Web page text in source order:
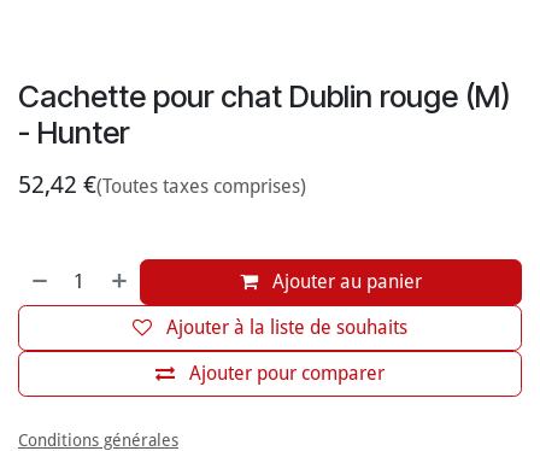
Cachette pour chat Dublin rouge (M)
- Hunter
52,42 €(Toutes taxes comprises)
Ajouter au panier
Ajouter pour comparer
Ajouter à la liste de souhaits
Conditions générales